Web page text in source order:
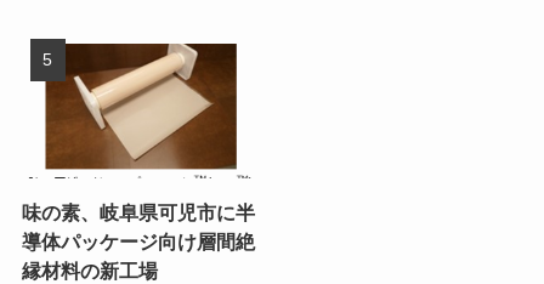
味の素、岐阜県可児市に半
導体パッケージ向け層間絶
縁材料の新工場